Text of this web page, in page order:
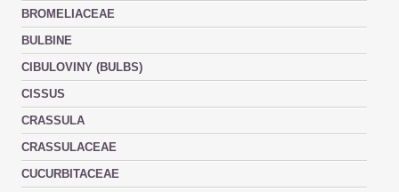
BROMELIACEAE
BULBINE
CIBULOVINY (BULBS)
CISSUS
CRASSULA
CRASSULACEAE
CUCURBITACEAE